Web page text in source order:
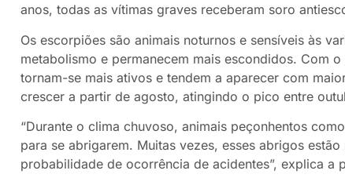
anos, todas as vítimas graves receberam soro
Os escorpiões são animais noturnos e sensíveis às
metabolismo e permanecem mais escondidos. Com
tornam-se mais ativos e tendem a aparecer com
crescer a partir de agosto, atingindo o pico entre
“Durante o clima chuvoso, animais peçonhentos
para se abrigarem. Muitas vezes, esses abrigos
probabilidade de ocorrência de acidentes”, explica a